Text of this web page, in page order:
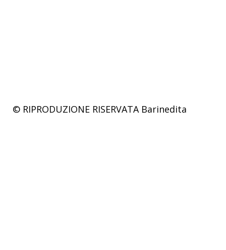
© RIPRODUZIONE RISERVATA Barinedita